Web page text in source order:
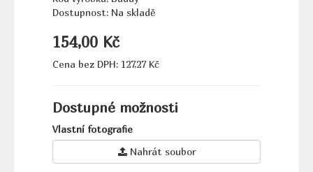
Dostupnost: Na skladě
154,00 Kč
Cena bez DPH: 127,27 Kč
Dostupné možnosti
Vlastní fotografie
Nahrát soubor